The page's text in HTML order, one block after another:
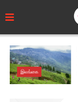
இலங்கை